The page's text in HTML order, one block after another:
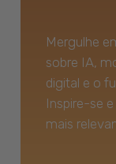
Mergulhe
sobre IA,
digital e o
Inspire-se
mais